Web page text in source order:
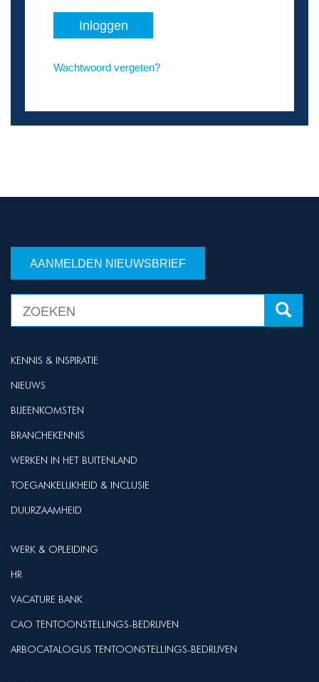
Inloggen
Wachtwoord vergeten?
AANMELDEN NIEUWSBRIEF
KENNIS & INSPIRATIE
NIEUWS
BIJEENKOMSTEN
BRANCHEKENNIS
WERKEN IN HET BUITENLAND
TOEGANKELIJKHEID & INCLUSIE
DUURZAAMHEID
WERK & OPLEIDING
HR
VACATURE BANK
CAO TENTOONSTELLINGS-BEDRIJVEN
ARBOCATALOGUS TENTOONSTELLINGS-BEDRIJVEN